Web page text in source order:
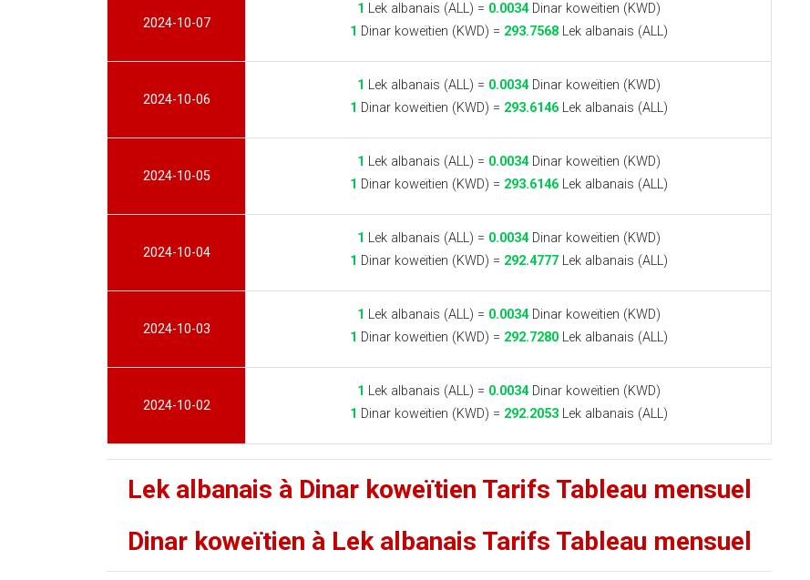
2024-10-07
1 Lek albanais (ALL) = 0.0034Dinar koweïtien (KWD)
1 Dinar koweïtien (KWD) = 293.7568Lek albanais (ALL)
2024-10-06
1 Lek albanais (ALL) = 0.0034Dinar koweïtien (KWD)
1 Dinar koweïtien (KWD) = 293.6146Lek albanais (ALL)
2024-10-05
1 Lek albanais (ALL) = 0.0034Dinar koweïtien (KWD)
1 Dinar koweïtien (KWD) = 293.6146Lek albanais (ALL)
2024-10-04
1 Lek albanais (ALL) = 0.0034Dinar koweïtien (KWD)
1 Dinar koweïtien (KWD) = 292.4777Lek albanais (ALL)
2024-10-03
1 Lek albanais (ALL) = 0.0034Dinar koweïtien (KWD)
1 Dinar koweïtien (KWD) = 292.7280Lek albanais (ALL)
2024-10-02
1 Lek albanais (ALL) = 0.0034Dinar koweïtien (KWD)
1 Dinar koweïtien (KWD) = 292.2053Lek albanais (ALL)
Lek albanais à Dinar koweïtien Tarifs Tableau mensuel
Dinar koweïtien à Lek albanais Tarifs Tableau mensuel